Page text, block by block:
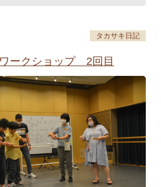
タカサキ日記
ークショップ 2回目